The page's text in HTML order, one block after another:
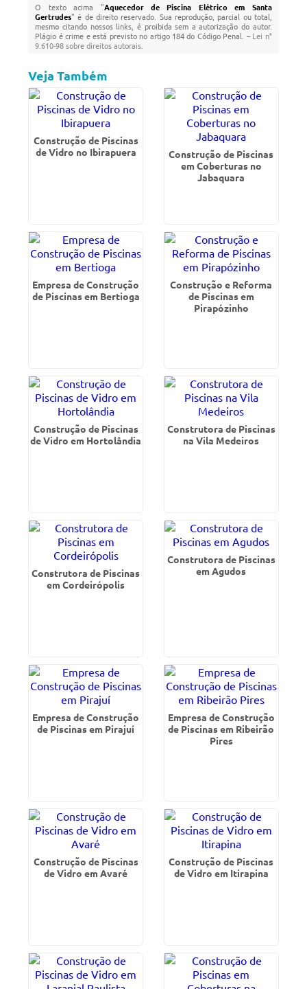
O texto acima "Aquecedor de Piscina Elétrico em Santa
Gertrudes" é de direito reservado. Sua reprodução, parcial ou total,
mesmo citando nossos links, é proibida sem a autorização do autor.
Plágio é crime e está previsto no artigo 184 do Código Penal. –Lei n°
9.610-98 sobre direitos autorais
Veja Também
Construção de Piscinas
de Vidro no Ibirapuera
Construção de Piscinas
em Coberturas no
Jabaquara
Empresa de Construção
de Piscinas em Bertioga
Construção e Reforma
de Piscinas em
Pirapózinho
Construção de Piscinas
de Vidro em Hortolândia
Construtora de Piscinas
na Vila Medeiros
Construtora de Piscinas
em Cordeirópolis
Construtora de Piscinas
em Agudos
Empresa de Construção
de Piscinas em Pirajuí
Empresa de Construção
de Piscinas em Ribeirão
Pires
Construção de Piscinas
de Vidro em Avaré
Construção de Piscinas
de Vidro em Itirapina